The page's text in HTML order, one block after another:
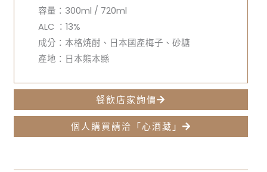
容量：300ml / 720ml
ALC ：13%
成分：本格焼酎、日本國產梅子、砂糖
產地：日本熊本縣
餐飲店家詢價
個人購買請洽「心酒藏」